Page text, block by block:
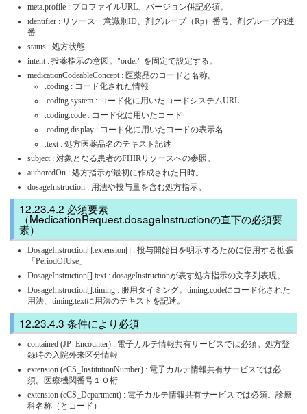
meta.profile : プロファイルURL、バージョン併記必須。
identifier : リソース一意識別ID、剤グループ（Rp）番号、剤グループ内連
番
status : 処方状態
intent : 投薬指示の意図。"order" を固定で設定する。
medicationCodeableConcept : 医薬品のコードと名称。
.coding : コード化された情報
.coding.system : コード化に用いたコードシステムURL
.coding.code : コード化に用いたコード
.coding.display : コード化に用いたコードの表示名
.text : 処方医薬品名のテキスト記述
subject : 対象となる患者のFHIRリソースへの参照。
authoredOn : 処方指示が最初に作成された日時。
dosageInstruction : 用法や投与量を含む処方指示。
必須要素
（MedicationRequest.dosageInstructionの直下の必須要
素）
DosageInstruction[].extension[] : 投与開始日を明示するために使用する拡張
「PeriodOfUse」
DosageInstruction[].text : dosageInstructionが表す処方指示の文字列表現。
DosageInstruction[].timing : 服用タイミング。timing.codeにコード化された
用法、timing.textに用法のテキストを記述。
条件により必須
contained (JP_Encounter) : 電子カルテ情報共有サービスでは必須。処方登
録時の入院外来区分情報
extension (eCS_InstitutionNumber) : 電子カルテ情報共有サービスでは必
須。医療機関番号１０桁
extension (eCS_Department) : 電子カルテ情報共有サービスでは必須。診療
科名称（とコード）